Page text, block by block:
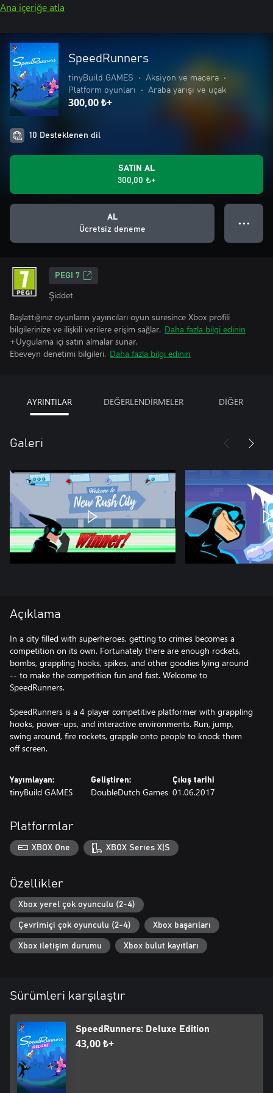
Ana içeriğe atla
SpeedRunners
tinyBuild GAMES • Aksiyon ve macera
•
Platform oyunları
• Araba yarışı ve uçak
300,00 ₺+
10 Desteklenen dil
SATIN AL
300,00 ₺+
AL
Ücretsiz deneme
● ● ●
PEGI 7
Şiddet
Başlattığınız oyunların yayıncıları oyun süresince Xbox profili
bilgilerinize ve ilişkili verilere erişim sağlar. Daha fazla bilgi edinin
+Uygulama içi satın almalar sunar.
Ebeveyn denetimi bilgileri. Daha fazla bilgi edinin
AYRINTILAR DEĞERLENDİRMELER DİĞER
Galeri
Açıklama
In a city filled with superheroes, getting to crimes becomes a
competition on its own. Fortunately there are enough rockets,
bombs, grappling hooks, spikes, and other goodies lying around
-- to make the competition fun and fast. Welcome to
SpeedRunners.
SpeedRunners is a 4 player competitive platformer with grappling
hooks, power-ups, and interactive environments. Run, jump,
swing around, fire rockets, grapple onto people to knock them
off screen.
Yayımlayan:
tinyBuild GAMES
Geliştiren:
DoubleDutch Games
Çıkış tarihi
01.06.2017
Platformlar
XBOX One XBOX Series X|S
Özellikler
Xbox yerel çok oyunculu (2-4)
Çevrimiçi çok oyunculu (2-4) Xbox başarıları
Xbox iletişim durumu Xbox bulut kayıtları
Sürümleri karşılaştır
SpeedRunners: Deluxe Edition
43,00 ₺+